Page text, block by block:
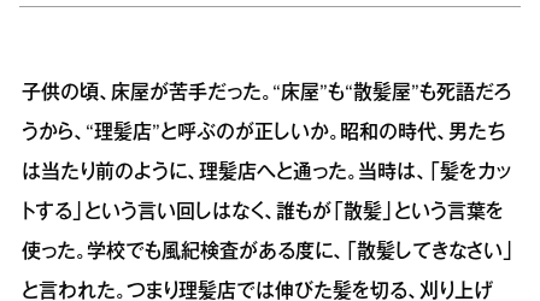
子供の頃、床屋が苦手だった。“床屋”も“散髪屋”も死語だろ
うから、“理髪店”と呼ぶのが正しいか。昭和の時代、男たち
は当たり前のように、理髪店へと通った。当時は、「髪をカッ
トする」という言い回しはなく、誰もが「散髪」という言葉を
使った。学校でも風紀検査がある度に、「散髪してきなさい」
と言われた。つまり理髪店では伸びた髪を切る、刈り上げ